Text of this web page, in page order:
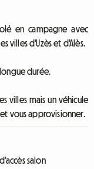
en campagne avec
villes d'Uzès et d'Alès.
durée.
villes mais un véhicule
vous approvisionner.
d'accès salon